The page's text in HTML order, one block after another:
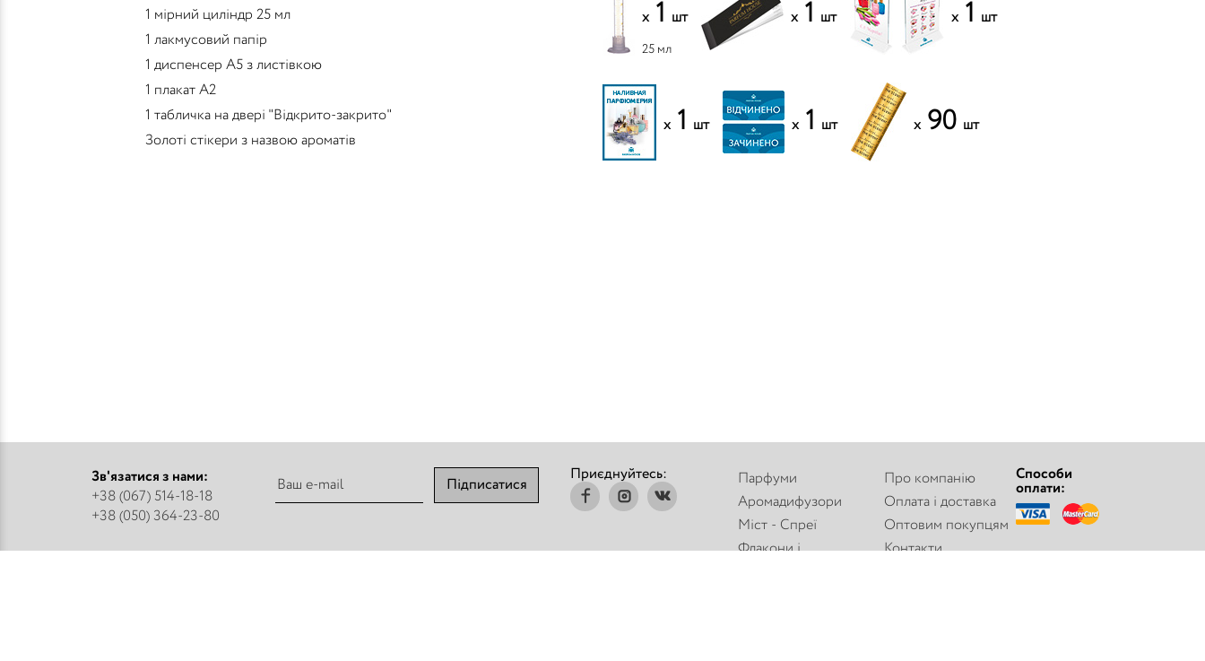
1 мірний циліндр 25 мл
1 лакмусовий папір
1 диспенсер А5 з листівкою
1 плакат А2
1 табличка на двері "Відкрито-закрито"
Золоті стікери з назвою ароматів
25 мл
x 1 шт x 1 шт x 1 шт
x 1 шт x 1 шт x 90 шт
Зв'язатися з нами:
+38 (067) 514-18-18
+38 (050) 364-23-80
Підписатися
Приєднуйтесь:
Парфуми
Аромадифузори
Міст - Спреї
Флакони і
Про компанію
Оплата і доставка
Оптовим покупцям
Контакти
Способи
оплати: